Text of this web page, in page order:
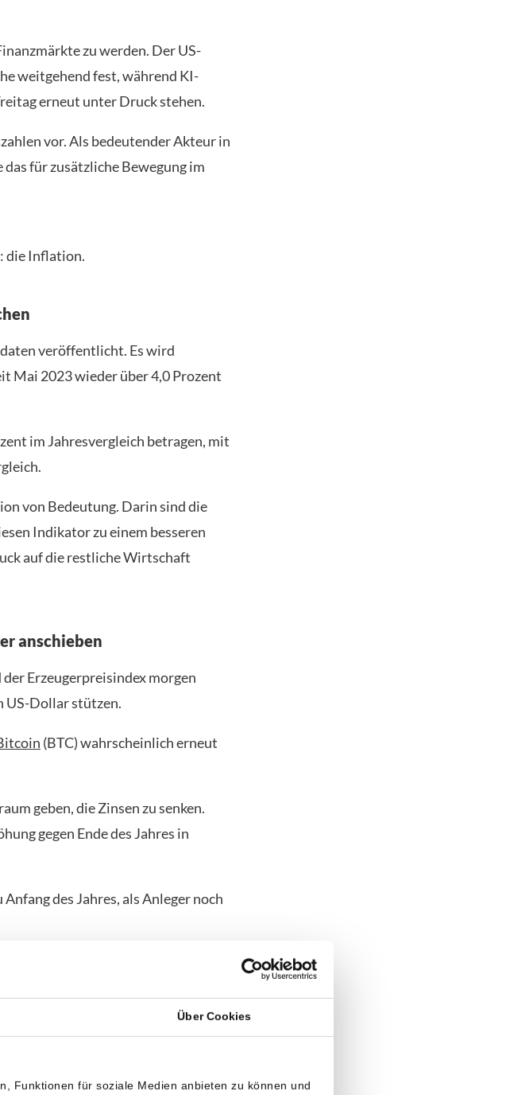
Über Cookies
Funktionen für soziale Medien anbieten zu können und
zu werden. Der US-
weitgehend fest, während KI-
erneut unter Druck stehen.
vor. Als bedeutender Akteur in
für zusätzliche Bewegung im
die Inflation.
veröffentlicht. Es wird
Mai 2023 wieder über 4,0 Prozent
im Jahresvergleich betragen, mit
von Bedeutung. Darin sind die
Indikator zu einem besseren
auf die restliche Wirtschaft
anschieben
Erzeugerpreisindex morgen
US-Dollar stützen.
(BTC) wahrscheinlich erneut
geben, die Zinsen zu senken.
gegen Ende des Jahres in
des Jahres, als Anleger noch
sechs Wochen um etwa 0,60
ist.